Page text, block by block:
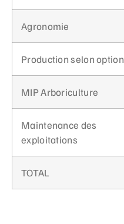
Agronomie
Production selon option
MIP Arboriculture
Maintenance des
exploitations
TOTAL